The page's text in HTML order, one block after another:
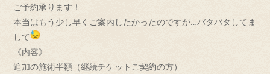
ご予約承ります！
本当はもう少し早くご案内したかったのですが…バタバタしてま
して
《内容》
追加の施術半額（継続チケットご契約の方）